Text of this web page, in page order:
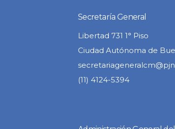
Secretaría General
Libertad 731 1° Piso
Ciudad Autónoma de
(11) 4124-5394